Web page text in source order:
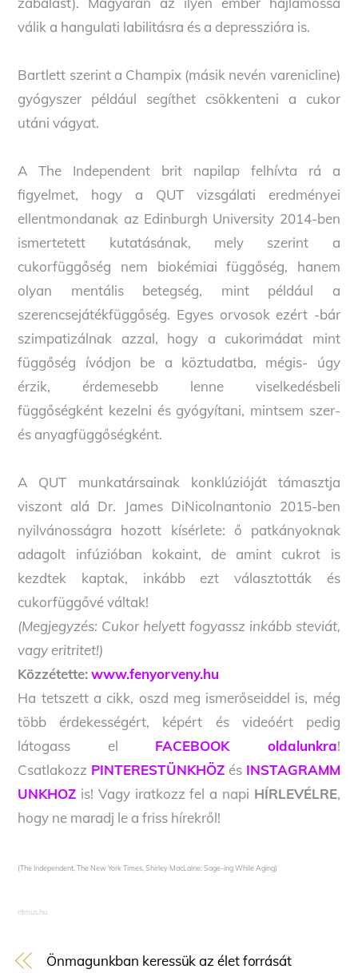
válik a hangulati labilitásra és a depresszióra is.
Bartlett szerint a Champix (másik nevén varenicline)
gyógyszer például segíthet csökkenteni a cukor
utáni vágyat.
A The Independent brit napilap felhívta rá a
figyelmet, hogy a QUT vizsgálati eredményei
ellentmondanak az Edinburgh University 2014-ben
ismertetett kutatásának, mely szerint a
cukorfüggőség nem biokémiai függőség, hanem
olyan mentális betegség, mint például a
szerencsejátékfüggőség. Egyes orvosok ezért -bár
szimpatizálnak azzal, hogy a cukorimádat mint
függőség ívódjon be a köztudatba, mégis- úgy
érzik, érdemesebb lenne viselkedésbeli
függőségként kezelni és gyógyítani, mintsem szer-
és anyagfüggőségként.
A QUT munkatársainak konklúzióját támasztja
viszont alá Dr. James DiNicolnantonio 2015-ben
nyilvánosságra hozott kísérlete: ő patkányoknak
adagolt infúzióban kokaint, de amint cukrot is
kezdtek kaptak, inkább ezt választották és
cukorfüggővé váltak!
(Megjegyzés: Cukor helyett fogyassz inkább steviát,
vagy eritritet!)
Közzétette: www.fenyorveny.hu
Ha tetszett a cikk, oszd meg ismerőseiddel is, még
több érdekességért, képért és videóért pedig
látogass el FACEBOOK oldalunkra!
Csatlakozz PINTERESTÜNKHÖZ és INSTAGRAMM
UNKHOZ is! Vagy iratkozz fel a napi HÍRLEVÉLRE,
hogy ne maradj le a friss hírekről!
(The Independent, The New York Times, Shirley MacLaine: Sage-ing While Aging)
ritmus.hu
Önmagunkban keressük az élet forrását